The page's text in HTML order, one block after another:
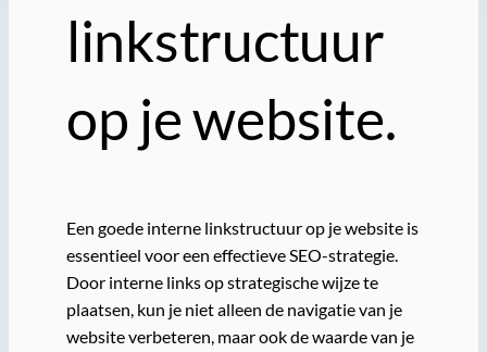
linkstructuur
op je website.
Een goede interne linkstructuur op je website is
essentieel voor een effectieve SEO-strategie.
Door interne links op strategische wijze te
plaatsen, kun je niet alleen de navigatie van je
website verbeteren, maar ook de waarde van je